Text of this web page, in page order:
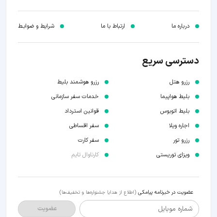
درباره ما ارتباط با ما شرایط و ضوابـط
دسترسی سریع
رزرو هتل
بلیط هواپیما
بلیط اتوبوس
اجاره ویلا
رزرو تور
ویزای توریستی
رزرو هوشمند بلیط
خدمات سفر سازمانی
قوانین استرداد
سفر اقساطی
سفر کارت
کارناوال تایم
عضویت در خبرنامه پیامکی (اطلاع از هدایا جشنواره‌ها و تخفیف‌ها)
شماره موبایل عضویت